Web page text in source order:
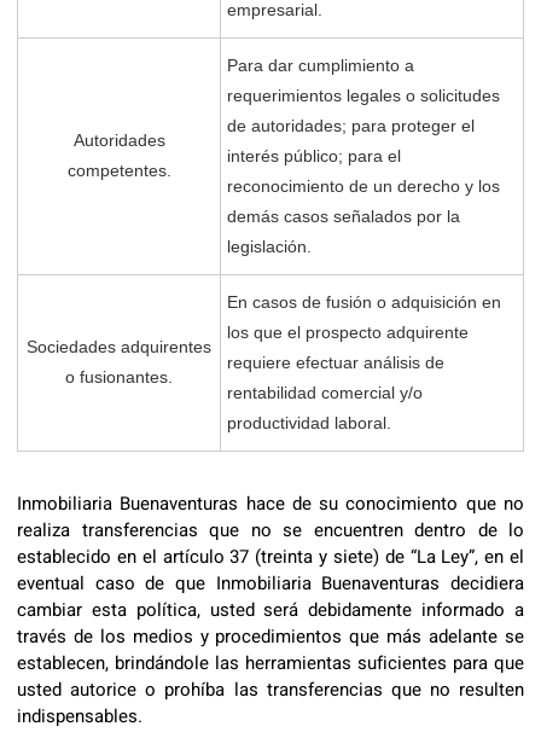
empresarial.
Autoridades
competentes.
Para dar cumplimiento a
requerimientos legales o solicitudes
de autoridades; para proteger el
interés público; para el
reconocimiento de un derecho y los
demás casos señalados por la
legislación.
Sociedades adquirentes
o fusionantes.
En casos de fusión o adquisición en
los que el prospecto adquirente
requiere efectuar análisis de
rentabilidad comercial y/o
productividad laboral.
Inmobiliaria Buenaventuras hace de su conocimiento que no
realiza transferencias que no se encuentren dentro de lo
establecido en el artículo 37 (treinta y siete) de “La Ley”, en el
eventual caso de que Inmobiliaria Buenaventuras decidiera
cambiar esta política, usted será debidamente informado a
través de los medios y procedimientos que más adelante se
establecen, brindándole las herramientas suficientes para que
usted autorice o prohíba las transferencias que no resulten
indispensables.